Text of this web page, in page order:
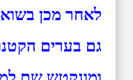
לאחר מכן
גם בערים